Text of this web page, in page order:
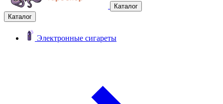
Каталог
Каталог
Электронные сигареты